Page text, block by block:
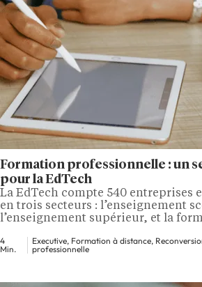
Formation professionnelle : un
pour la EdTech
La EdTech compte 540 entreprises
en trois secteurs : l’enseignement
l’enseignement supérieur, et la
4
Min.
Executive, Formation à distance,
professionnelle